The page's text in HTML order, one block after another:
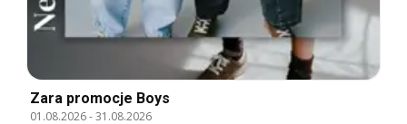
Zara promocje Boys
01.08.2026-31.08.2026